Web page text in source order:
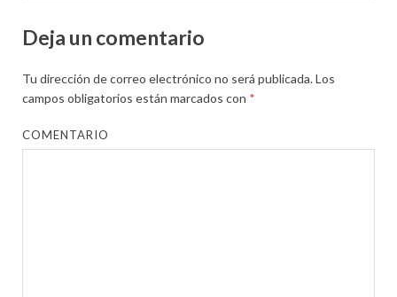
Deja un comentario
Tu dirección de correo electrónico no será publicada.Los
campos obligatorios están marcados con *
COMENTARIO